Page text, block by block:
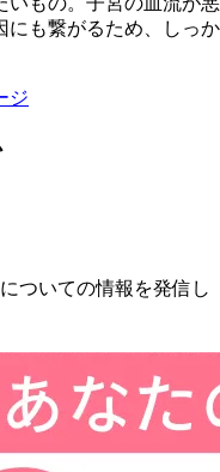
にも繋がるため、しっか
ジ
ついての情報を発信し